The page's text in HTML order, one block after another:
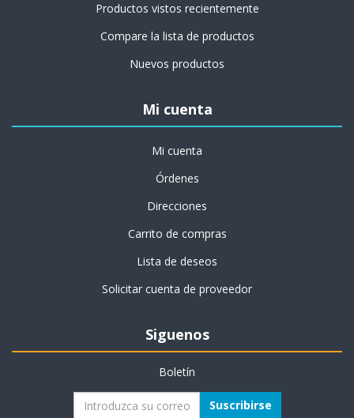
Productos vistos recientemente
Compare la lista de productos
Nuevos productos
Mi cuenta
Mi cuenta
Órdenes
Direcciones
Carrito de compras
Lista de deseos
Solicitar cuenta de proveedor
Siguenos
Boletín
Suscribirse